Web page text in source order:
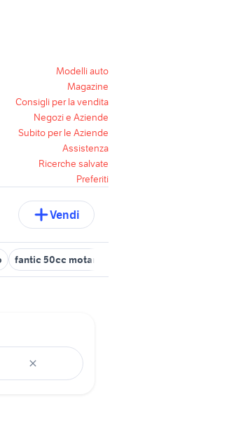
Modelli auto
Magazine
Consigli per la vendita
Negozi e Aziende
Subito per le Aziende
Assistenza
Ricerche salvate
Preferiti
Vendi
fantic 50cc motard